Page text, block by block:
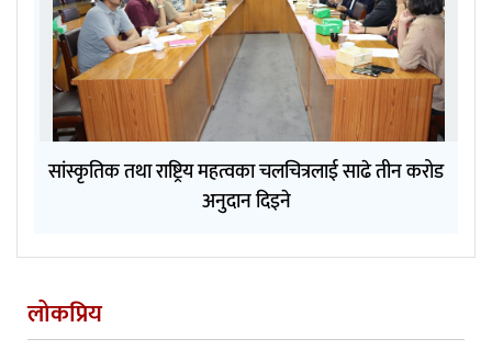
सांस्कृतिक तथा राष्ट्रिय महत्वका चलचित्रलाई साढे तीन करोड
अनुदान दिइने
लोकप्रिय